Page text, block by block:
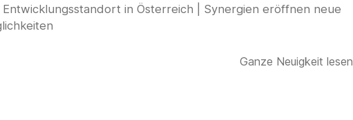
Entwicklungsstandort in Österreich | Synergien eröffnen neue
Ganze Neuigkeit lesen